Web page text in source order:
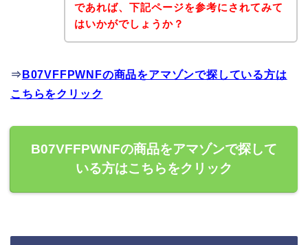
であれば、下記ページを参考にされてみて
はいかがでしょうか？
⇒ B07VFFPWNFの商品をアマゾンで探している方は
こちらをクリック
B07VFFPWNFの商品をアマゾンで探して
いる方はこちらをクリック